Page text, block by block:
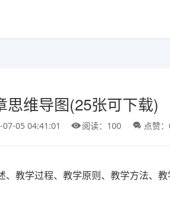
思维导图(25张可下载)
07-05 04:41:01 阅读：100 点赞
教学过程、教学原则、教学方法、